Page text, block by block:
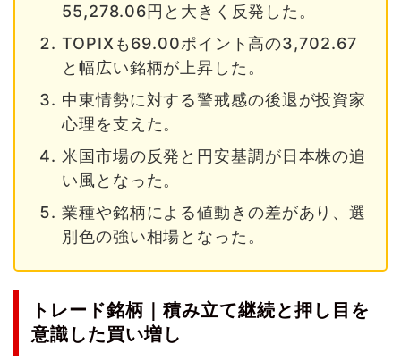
55,278.06円と大きく反発した。
TOPIXも69.00ポイント高の3,702.67
と幅広い銘柄が上昇した。
中東情勢に対する警戒感の後退が投資家
心理を支えた。
米国市場の反発と円安基調が日本株の追
い風となった。
業種や銘柄による値動きの差があり、選
別色の強い相場となった。
トレード銘柄｜積み立て継続と押し目を
意識した買い増し